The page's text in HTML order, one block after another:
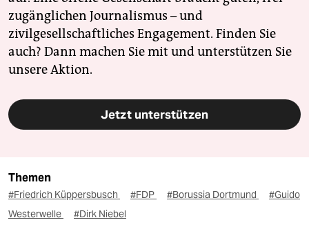
zugänglichen Journalismus – und
zivilgesellschaftliches Engagement. Finden Sie
auch? Dann machen Sie mit und unterstützen Sie
unsere Aktion.
Jetzt unterstützen
Themen
#Friedrich Küppersbusch #FDP #Borussia Dortmund
#Guido
Westerwelle
#Dirk Niebel